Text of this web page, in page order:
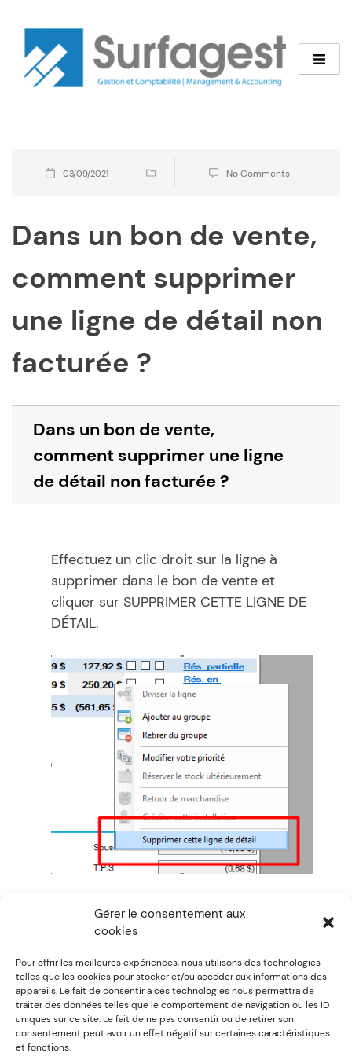
Gérer le consentement aux
cookies
Pour offrir les meilleures expériences, nous utilisons des technologies
telles que les cookies pour stocker et/ou accéder aux informations des
appareils. Le fait de consentir à ces technologies nous permettra de
traiter des données telles que le comportement de navigation ou les ID
uniques sur ce site. Le fait de ne pas consentir ou de retirer son
consentement peut avoir un effet négatif sur certaines caractéristiques
et fonctions.
03/09/2021 No Comments
Dans un bon de vente,
comment supprimer
une ligne de détail non
facturée ?
Dans un bon de vente,
comment supprimer une ligne
de détail non facturée ?
Effectuez un clic droit sur la ligne à
supprimer dans le bon de vente et
cliquer sur SUPPRIMER CETTE LIGNE DE
DÉTAIL.
Utile? / Helpful?
0
0
Previous: Comment
effectuer le
Next: Dans la gestion des
feuilles de route de